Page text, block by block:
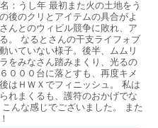
：うし年 最初また火の土地をう
後のクリとアイテムの具合がよ
んとのウィビル競争に敗れ、ア
。 なるとさんの干支ライフォブ
いていない様子。後半、ムムリ
をみなさん踏みまくり、光るの
０００台に落とすも、再度キメ
はＨＷＸでフィニッシュ。 私は
れまくるも、護符のおかげでな
んな感じでございました。 また